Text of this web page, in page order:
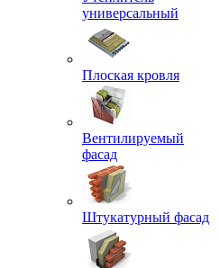
универсальный
Плоская кровля
Вентилируемый
фасад
Штукатурный фасад